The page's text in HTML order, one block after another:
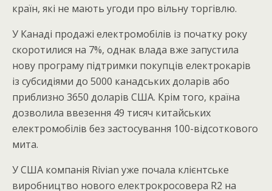
країн, які не мають угоди про вільну торгівлю.
У Канаді продажі електромобілів із початку року
скоротилися на 7%, однак влада вже запустила
нову програму підтримки покупців електрокарів
із субсидіями до 5000 канадських доларів або
приблизно 3650 доларів США. Крім того, країна
дозволила ввезення 49 тисяч китайських
електромобілів без застосування 100-відсоткового
мита.
У США компанія Rivian уже почала клієнтське
виробництво нового електрокросовера R2 на